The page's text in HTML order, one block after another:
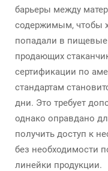
барьеры между
содержимым, чтобы
попадали в
продающих
сертификации по
стандартам
дни. Это требует
однако оправдано
получить доступ к
без необходимости
линейки продукции.